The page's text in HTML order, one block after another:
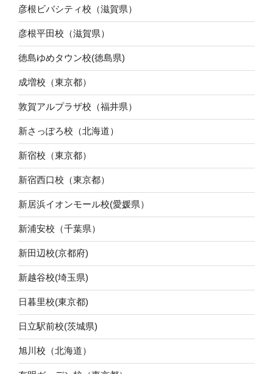
彦根ビバシティ校（滋賀県）
彦根平田校（滋賀県）
徳島ゆめタウン校(徳島県)
成増校（東京都）
敦賀アルプラザ校（福井県）
新さっぽろ校（北海道）
新宿校（東京都）
新宿西口校（東京都）
新居浜イオンモール校(愛媛県）
新浦安校（千葉県）
新田辺校(京都府)
新越谷校(埼玉県)
日暮里校(東京都)
日立駅前校(茨城県)
旭川校（北海道）